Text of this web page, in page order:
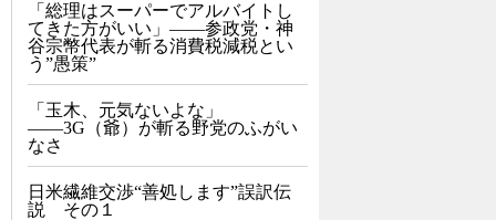
「総理はスーパーでアルバイトし
てきた方がいい」――参政党・神
谷宗幣代表が斬る消費税減税とい
う”愚策”
「玉木、元気ないよな」
――3G（爺）が斬る野党のふがい
なさ
日米繊維交渉“善処します”誤訳伝
説 その１